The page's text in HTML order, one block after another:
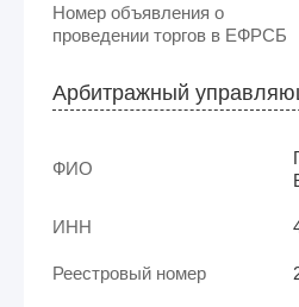
Номер объявления о
проведении торгов в ЕФРСБ
Арбитражный
ФИО
ИНН
Реестровый номер